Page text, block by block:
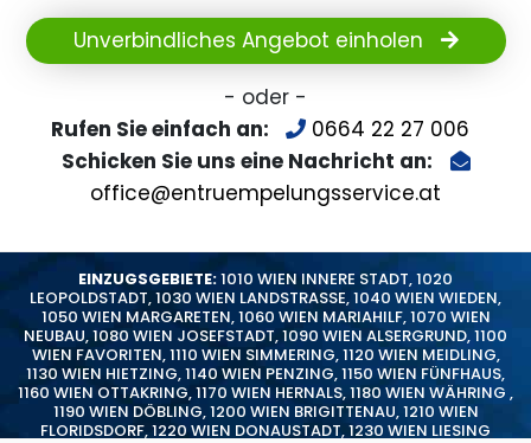
Unverbindliches Angebot einholen
- oder -
Rufen Sie einfach an:
0664 22 27 006
Schicken Sie uns eine Nachricht an:
office@entruempelungsservice.at
EINZUGSGEBIETE:1010 WIEN INNERE STADT,1020
LEOPOLDSTADT,1030 WIEN LANDSTRASSE,1040 WIEN WIEDEN,
1050 WIEN MARGARETEN,1060 WIEN MARIAHILF,1070 WIEN
NEUBAU,1080 WIEN JOSEFSTADT,1090 WIEN ALSERGRUND,1100
WIEN FAVORITEN,1110 WIEN SIMMERING,1120 WIEN MEIDLING,
1130 WIEN HIETZING,1140 WIEN PENZING,1150 WIEN FÜNFHAUS,
1160 WIEN OTTAKRING,1170 WIEN HERNALS,1180 WIEN WÄHRING ,
1190 WIEN DÖBLING,1200 WIEN BRIGITTENAU,1210 WIEN
FLORIDSDORF,1220 WIEN DONAUSTADT,1230 WIEN LIESING